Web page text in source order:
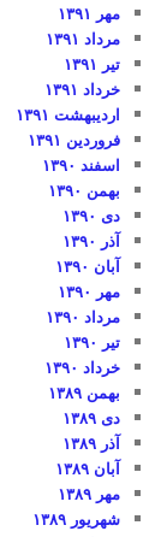
مهر ۱۳۹۱
مرداد ۱۳۹۱
تیر ۱۳۹۱
خرداد ۱۳۹۱
اردیبهشت ۱۳۹۱
فروردین ۱۳۹۱
اسفند ۱۳۹۰
بهمن ۱۳۹۰
دی ۱۳۹۰
آذر ۱۳۹۰
آبان ۱۳۹۰
مهر ۱۳۹۰
مرداد ۱۳۹۰
تیر ۱۳۹۰
خرداد ۱۳۹۰
بهمن ۱۳۸۹
دی ۱۳۸۹
آذر ۱۳۸۹
آبان ۱۳۸۹
مهر ۱۳۸۹
شهریور ۱۳۸۹